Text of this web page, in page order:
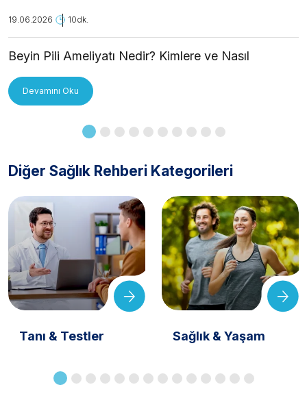
19.06.2026 10dk.
Beyin Pili Ameliyatı Nedir? Kimlere ve Nasıl
Devamını Oku
Diğer Sağlık Rehberi Kategorileri
Tanı & Testler Sağlık & Yaşam